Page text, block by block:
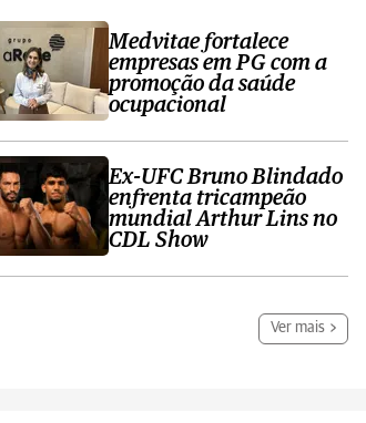
Medvitae fortalece
empresas em PG com a
promoção da saúde
ocupacional
Ex-UFC Bruno Blindado
enfrenta tricampeão
mundial Arthur Lins no
CDL Show
Ver mais